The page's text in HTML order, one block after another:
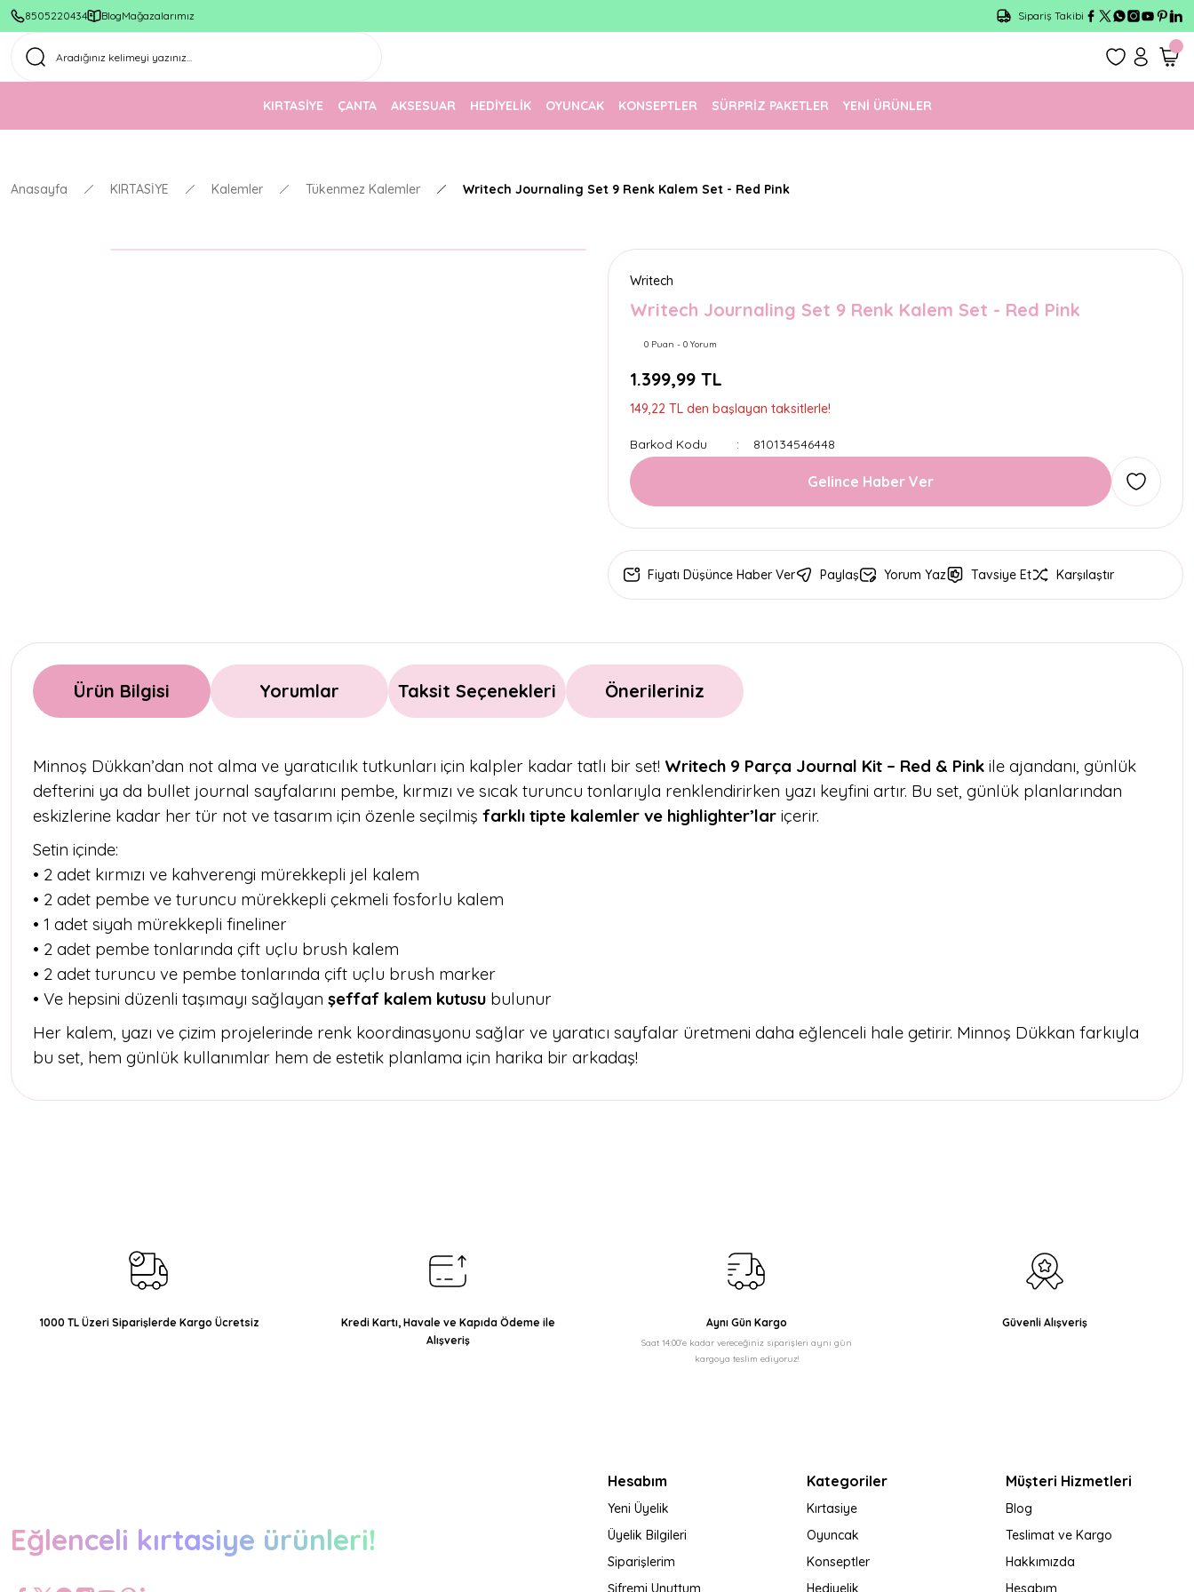
8505220434 BlogMağazalarımız
1500 TL Üzeri Ücretsiz Kargo
Sipariş Takibi
KIRTASİYE ÇANTA AKSESUAR HEDİYELİK OYUNCAK KONSEPTLER SÜRPRİZ PAKETLER YENİ ÜRÜNLER
Anasayfa KIRTASİYE Kalemler Tükenmez Kalemler Writech Journaling Set 9 Renk Kalem Set - Red Pink
Writech
Writech Journaling Set 9 Renk Kalem Set - Red Pink
0 Puan - 0 Yorum
1.399,99 TL
149,22 TL den başlayan taksitlerle!
Barkod Kodu 810134546448
Gelince Haber Ver
Fiyatı Düşünce Haber Ver Paylaş Yorum Yaz Tavsiye Et Karşılaştır
Ürün Bilgisi Yorumlar Taksit Seçenekleri Önerileriniz
Minnoş Dükkan’dan not alma ve yaratıcılık tutkunları için kalpler kadar tatlı bir set! Writech 9 Parça Journal Kit – Red & Pink ile ajandanı, günlük
defterini ya da bullet journal sayfalarını pembe, kırmızı ve sıcak turuncu tonlarıyla renklendirirken yazı keyfini artır. Bu set, günlük planlarından
eskizlerine kadar her tür not ve tasarım için özenle seçilmiş farklı tipte kalemler ve highlighter’lar içerir.
Setin içinde:
• 2 adet kırmızı ve kahverengi mürekkepli jel kalem
• 2 adet pembe ve turuncu mürekkepli çekmeli fosforlu kalem
• 1 adet siyah mürekkepli fineliner
• 2 adet pembe tonlarında çift uçlu brush kalem
• 2 adet turuncu ve pembe tonlarında çift uçlu brush marker
• Ve hepsini düzenli taşımayı sağlayan şeffaf kalem kutusu bulunur
Her kalem, yazı ve çizim projelerinde renk koordinasyonu sağlar ve yaratıcı sayfalar üretmeni daha eğlenceli hale getirir. Minnoş Dükkan farkıyla
bu set, hem günlük kullanımlar hem de estetik planlama için harika bir arkadaş!
Ürün fiyatı diğer sitelerden daha pahalı.
Bu ürüne benzer farklı alternatifler olmalı.
1000 TL Üzeri Siparişlerde Kargo Ücretsiz
Kredi Kartı, Havale ve Kapıda Ödeme ile
Alışveriş
Aynı Gün Kargo
Saat 14:00'e kadar vereceğiniz siparişleri aynı gün
kargoya teslim ediyoruz!
Güvenli Alışveriş
Eğlenceli kırtasiye ürünleri!
Hesabım
Yeni Üyelik
Üyelik Bilgileri
Siparişlerim
Şifremi Unuttum
Kategoriler
Kırtasiye
Oyuncak
Konseptler
Hediyelik
Müşteri Hizmetleri
Blog
Teslimat ve Kargo
Hakkımızda
Hesabım